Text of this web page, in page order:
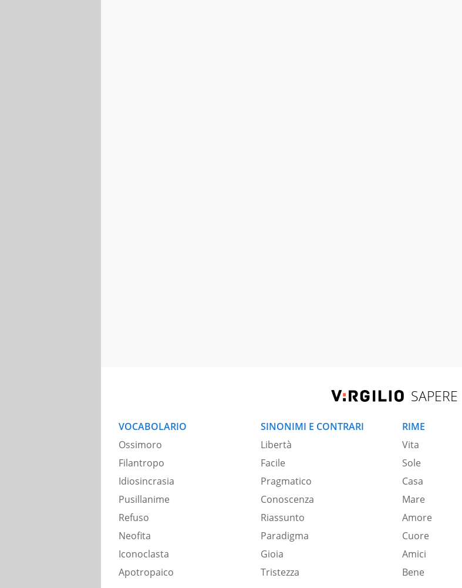
SAPERE
VOCABOLARIO
Ossimoro
Filantropo
Idiosincrasia
Pusillanime
Refuso
Neofita
Iconoclasta
Apotropaico
SINONIMI E CONTRARI
Libertà
Facile
Pragmatico
Conoscenza
Riassunto
Paradigma
Gioia
Tristezza
RIME
Vita
Sole
Casa
Mare
Amore
Cuore
Amici
Bene